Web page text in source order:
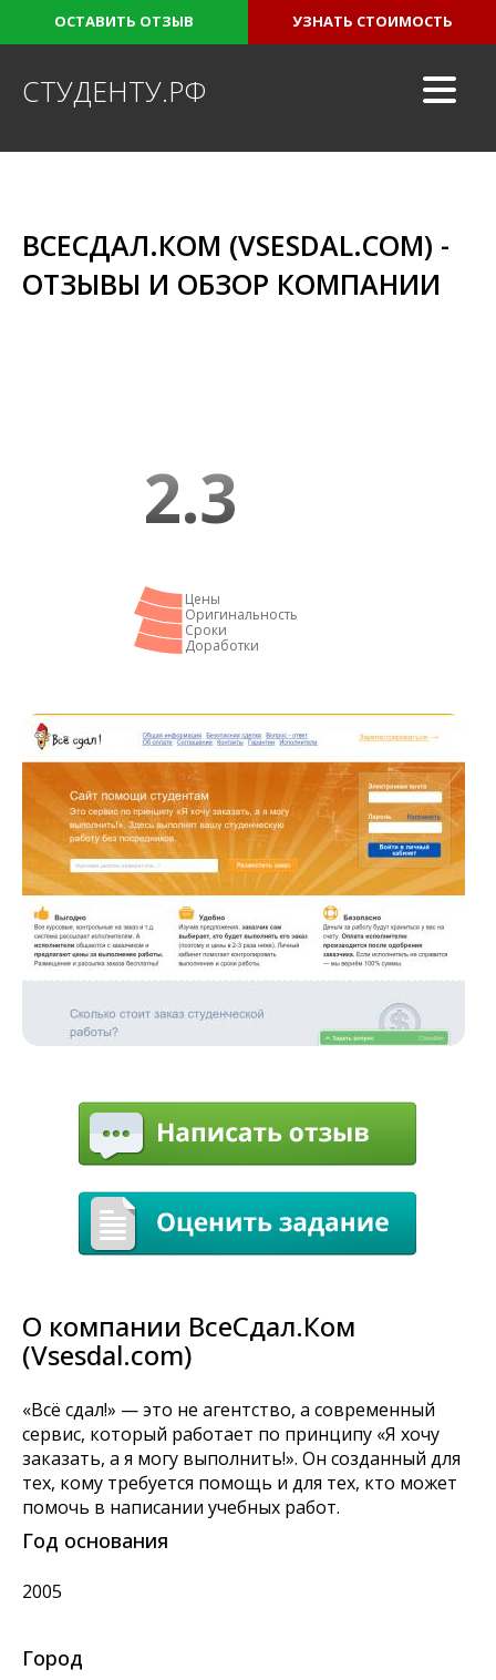
ОСТАВИТЬ ОТЗЫВ УЗНАТЬ СТОИМОСТЬ
СТУДЕНТУ.РФ
ВСЕСДАЛ.КОМ (VSESDAL.COM) -
ОТЗЫВЫ И ОБЗОР КОМПАНИИ
2.3
Цены
Оригинальность
Сроки
Доработки
О компании ВсеСдал.Ком
(Vsesdal.com)
«Всё сдал!» — это не агентство, а современный
сервис, который работает по принципу «Я хочу
заказать, а я могу выполнить!». Он созданный для
тех, кому требуется помощь и для тех, кто может
помочь в написании учебных работ.
Год основания
2005
Город